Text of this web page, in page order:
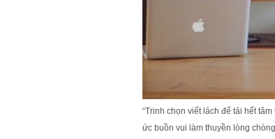
“Trinh chọn viết lách để tải hết
ức buồn vui làm thuyền lòng